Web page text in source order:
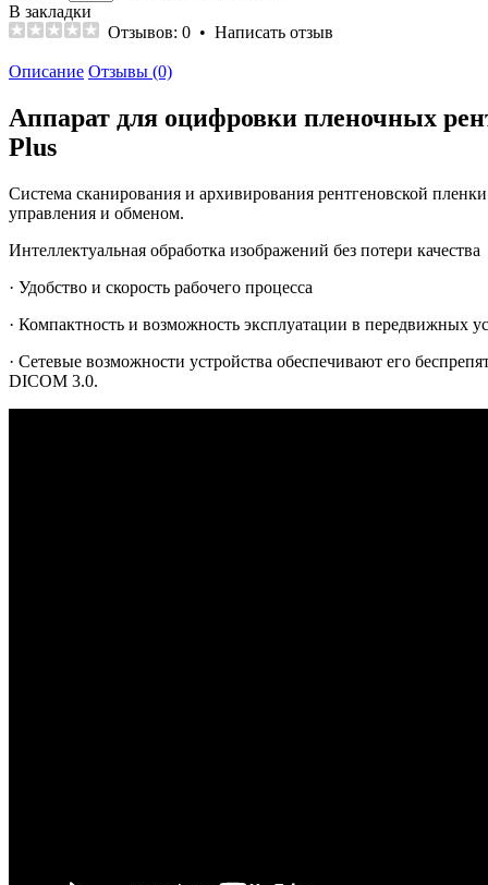
В закладки
Отзывов: 0 • Написать отзыв
Описание Отзывы (0)
Аппарат для оцифровки пленочных
Plus
Система сканирования и архивирования рентгеновской
управления и обменом.
Интеллектуальная обработка изображений без потери качества
· Удобство и скорость рабочего процесса
· Компактность и возможность эксплуатации в передвижных
· Сетевые возможности устройства обеспечивают его
DICOM 3.0.